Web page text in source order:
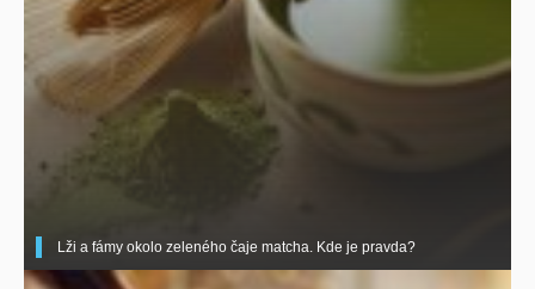
Lži a fámy okolo zeleného čaje matcha. Kde je pravda?